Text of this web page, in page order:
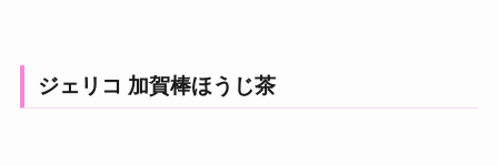
ジェリコ 加賀棒ほうじ茶